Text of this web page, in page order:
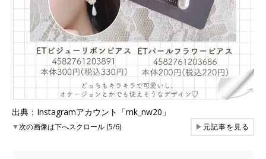
出典：Instagramアカウント「mk_nw20」
▼次の画像は下へスクロール (5/6) ▶元記事を見る